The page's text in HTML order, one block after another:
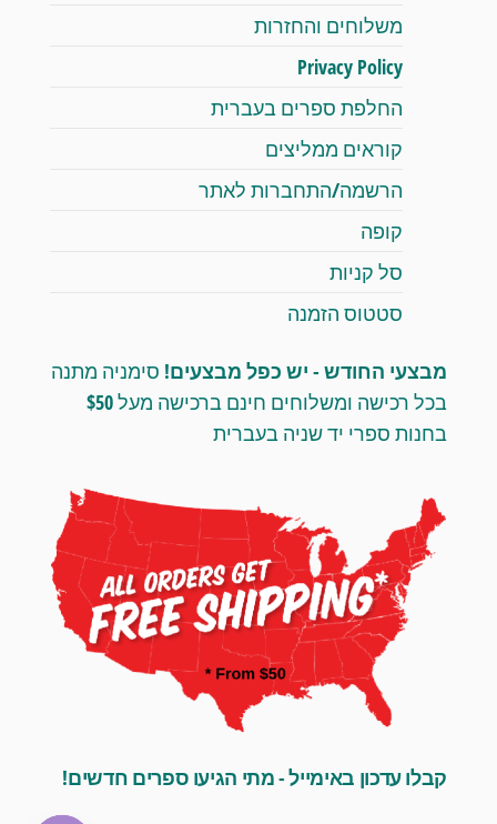
משלוחים והחזרות
Privacy Policy
החלפת ספרים בעברית
קוראים ממליצים
הרשמה/התחברות לאתר
קופה
סל קניות
סטטוס הזמנה
מבצעי החודש - יש כפל מבצעים! סימניה מתנה
בכל רכישה ומשלוחים חינם ברכישה מעל $50
בחנות ספרי יד שניה בעברית
קבלו עדכון באימייל - מתי הגיעו ספרים חדשים!